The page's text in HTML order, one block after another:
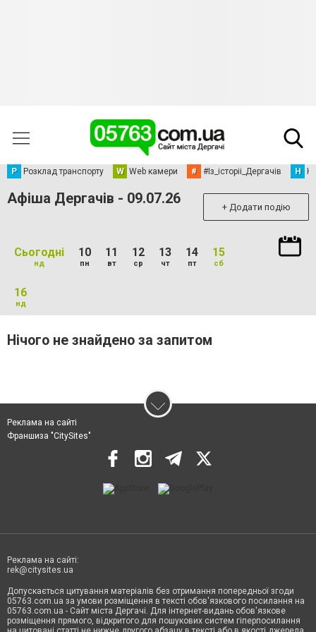
Р Розклад транспорту W Web камери # #Із_історіі_Дергачів Н
Афіша Дергачів - 09.07.26 + Додати подію
Сьогодні
нд
10
пн
11
вт
12
ср
13
чт
14
пт
15
сб
16
нд
Нічого не знайдено за запитом
Реклама на сайті
Франшиза "CitySites"
Реклама на сайті:
rek@citysites.ua
Допускається цитування матеріалів без отримання попередньої згоди
05763.com.ua за умови розміщення в тексті обов'язкового посилання на
05763.com.ua - Сайт міста Дергачі. Для інтернет-видань обов'язкове
розміщення прямого, відкритого для пошукових систем гіперпосилання